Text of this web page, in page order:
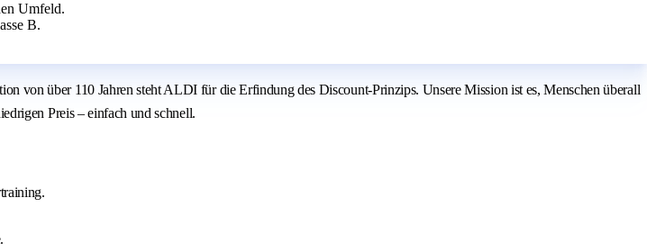
Umfeld.
B.
von über 110 Jahren steht ALDI für die Erfindung des Discount-Prinzips. Unsere Mission ist es, Menschen überall
Preis – einfach und schnell.